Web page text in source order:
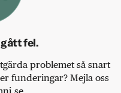
fel.
problemet så snart
funderingar? Mejla oss